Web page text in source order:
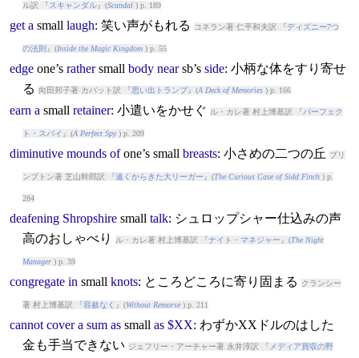
ル訳 『スキャンダル』(Scandal) p. 189
get a small laugh: 笑い声がもれる コネラン著 仁平和夫訳 『ディズニー7つ
の法則 』(Inside the Magic Kingdom) p. 55
edgeone’s rather small body nearsb’s side: 小柄な体をすり寄せ
る 向田邦子著 カバット訳 『思い出トランプ』(A Deck of Memories) p. 166
earn a small retainer: 小遣いをかせぐ ル・カレ著 村上博基訳 『パーフェク
ト・スパイ 』(A Perfect Spy) p. 209
diminutive mounds ofone’s small breasts: 小さめの二つの丘 プリ
ンプトン著 芝山幹郎訳 『遠くからきた大リーガー 』(The Curious Case of Sidd Finch) p.
284
deafening Shropshire small talk: シュロップシャー仕込みの声
高のおしゃべり
ル・カレ著 村上博基訳 『ナイト・マネジャー 』(The Night
Manager) p. 39
congregate in small knots: ところどころに寄り固まる クランシー
著 村上博基訳 『容赦なく 』(Without Remorse) p. 211
cannot cover a sum as small as $XX: わずかXXドルのはした
金も手当できない ジェフリー・アーチャー著 永井淳訳 『 メディア買収の野